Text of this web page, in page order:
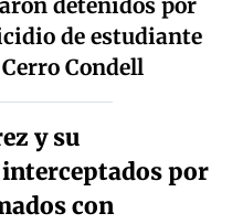
detenidos por
de estudiante
Condell
y su
por
con